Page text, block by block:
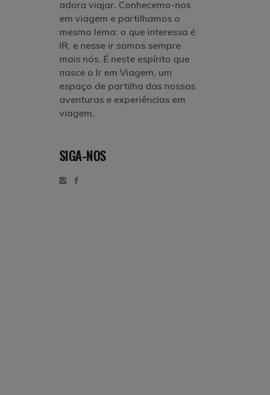
adora viajar. Conhecemo-nos
em viagem e partilhamos o
mesmo lema: o que interessa é
IR, e nesse ir somos sempre
mais nós. É neste espírito que
nasce o Ir em Viagem, um
espaço de partilha das nossas
aventuras e experiências em
viagem.
SIGA-NOS